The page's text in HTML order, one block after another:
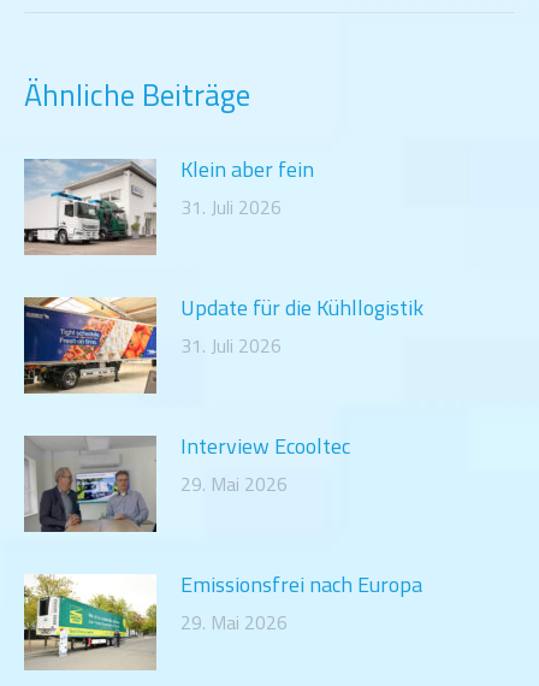
Ähnliche Beiträge
Klein aber fein
31. Juli 2026
Update für die Kühllogistik
31. Juli 2026
Interview Ecooltec
29. Mai 2026
Emissionsfrei nach Europa
29. Mai 2026